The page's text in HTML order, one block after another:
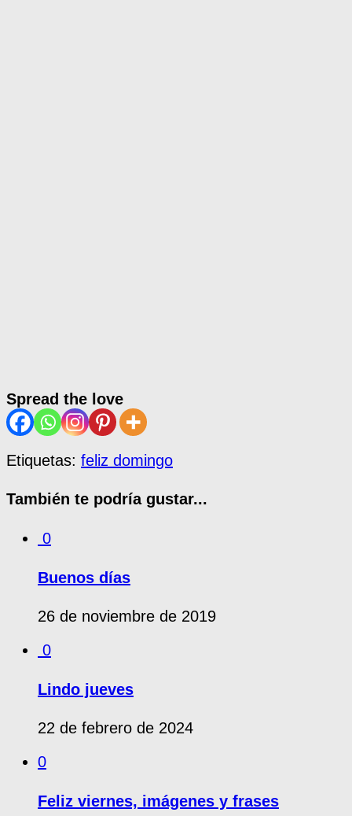
Spread the love
Etiquetas: feliz domingo
También te podría gustar...
0
Buenos días
26 de noviembre de 2019
0
Lindo jueves
22 de febrero de 2024
0
Feliz viernes, imágenes y frases